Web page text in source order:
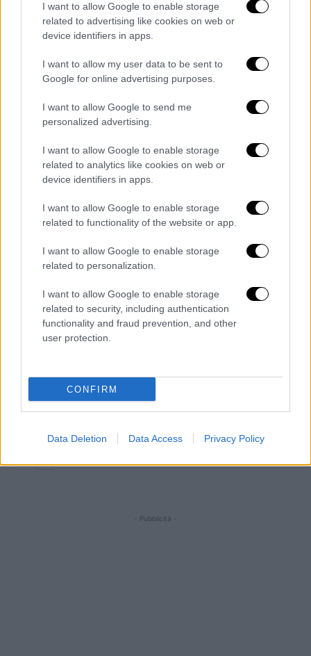
I want to allow Google to enable storage
related to advertising like cookies on web or
device identifiers in apps.
I want to allow my user data to be sent to
Google for online advertising purposes.
I want to allow Google to send me
personalized advertising.
I want to allow Google to enable storage
related to analytics like cookies on web or
device identifiers in apps.
I want to allow Google to enable storage
related to functionality of the website or app.
I want to allow Google to enable storage
related to personalization.
I want to allow Google to enable storage
related to security, including authentication
functionality and fraud prevention, and other
user protection.
CONFIRM
Data Deletion Data Access Privacy Policy
ARTICOLI CORRELATI ALTRO DALL'AUTORE
Lorenzo Deidda è un nuovo giocatore
Barichello è un nuovo giocatore del GG
Team Wear Benevento 5
GG Team Wear Benevento 5, c’è il
rinnovo di Mignone
- Pubblicità -